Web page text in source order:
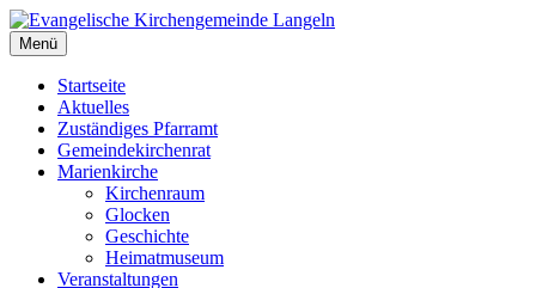
Zum
Inhalt
springen
Evangelische Kirchengemeinde Langeln
Evangelische Kirchengemeinde Langeln
Menü
Startseite
Aktuelles
Zuständiges Pfarramt
Gemeindekirchenrat
Marienkirche
Kirchenraum
Glocken
Geschichte
Heimatmuseum
Veranstaltungen